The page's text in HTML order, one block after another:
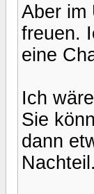
Aber im
freuen.
eine
Ich
Sie
dann
Nachteil.